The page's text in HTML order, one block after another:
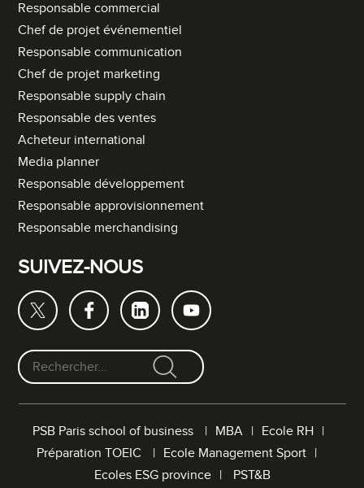
Responsable commercial
Chef de projet événementiel
Responsable communication
Chef de projet marketing
Responsable supply chain
Responsable des ventes
Acheteur international
Media planner
Responsable développement
Responsable approvisionnement
Responsable merchandising
SUIVEZ-NOUS
F
PSB Paris school of business MBA
Ecole RH
Préparation TOEIC
Ecole Management Sport
Ecoles ESG province
PST&B